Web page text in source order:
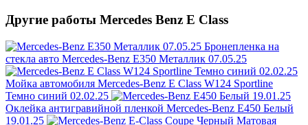
Другие работы Mercedes Benz E Class
Бронепленка на
стекла авто Mercedes-Benz E350 Металлик 07.05.25
Мойка автомобиля Mercedes-Benz E Class W124 Sportline
Темно синий 02.02.25
Оклейка антигравийной пленкой Mercedes-Benz E450 Белый
19.01.25
Матовая